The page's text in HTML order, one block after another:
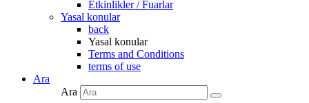
Etkinlikler / Fuarlar
Yasal konular
back
Yasal konular
Terms and Conditions
terms of use
Ara
Ara